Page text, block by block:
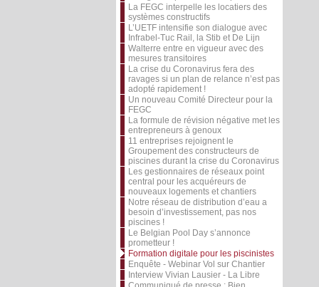
La FEGC interpelle les locatiers des
systèmes constructifs
L’UETF intensifie son dialogue avec
Infrabel-Tuc Rail, la Stib et De Lijn
Walterre entre en vigueur avec des
mesures transitoires
La crise du Coronavirus fera des
ravages si un plan de relance n’est pas
adopté rapidement !
Un nouveau Comité Directeur pour la
FEGC
La formule de révision négative met les
entrepreneurs à genoux
11 entreprises rejoignent le
Groupement des constructeurs de
piscines durant la crise du Coronavirus
Les gestionnaires de réseaux point
central pour les acquéreurs de
nouveaux logements et chantiers
Notre réseau de distribution d’eau a
besoin d’investissement, pas nos
piscines !
Le Belgian Pool Day s’annonce
prometteur !
Formation digitale pour les piscinistes
Enquête - Webinar Vol sur Chantier
Interview Vivian Lausier - La Libre